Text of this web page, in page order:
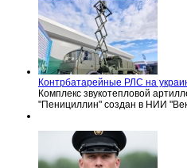
Контрбатарейные РЛС на
Комплекс звукотепловой
"Пенициллин" создан в НИИ